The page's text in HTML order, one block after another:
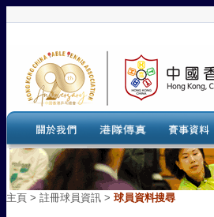
主頁 > 註冊球員資訊 > 球員資料搜尋